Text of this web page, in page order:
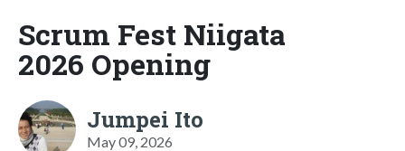
Scrum Fest Niigata
2026 Opening
Jumpei Ito
May 09, 2026